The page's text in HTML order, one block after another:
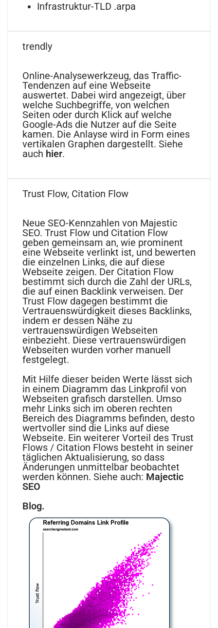
Infrastruktur-TLD .arpa
trendly
Online-Analysewerkzeug, das Traffic-
Tendenzen auf eine Webseite
auswertet. Dabei wird angezeigt, über
welche Suchbegriffe, von welchen
Seiten oder durch Klick auf welche
Google-Ads die Nutzer auf die Seite
kamen. Die Anlayse wird in Form eines
vertikalen Graphen dargestellt. Siehe
auch hier.
Trust Flow, Citation Flow
Neue SEO-Kennzahlen von Majestic
SEO. Trust Flow und Citation Flow
geben gemeinsam an, wie prominent
eine Webseite verlinkt ist, und bewerten
die einzelnen Links, die auf diese
Webseite zeigen. Der Citation Flow
bestimmt sich durch die Zahl der URLs,
die auf einen Backlink verweisen. Der
Trust Flow dagegen bestimmt die
Vertrauenswürdigkeit dieses Backlinks,
indem er dessen Nähe zu
vertrauenswürdigen Webseiten
einbezieht. Diese vertrauenswürdigen
Webseiten wurden vorher manuell
festgelegt.
Mit Hilfe dieser beiden Werte lässt sich
in einem Diagramm das Linkprofil von
Webseiten grafisch darstellen. Umso
mehr Links sich im oberen rechten
Bereich des Diagramms befinden, desto
wertvoller sind die Links auf diese
Webseite. Ein weiterer Vorteil des Trust
Flows / Citation Flows besteht in seiner
täglichen Aktualisierung, so dass
Änderungen unmittelbar beobachtet
werden können. Siehe auch: Majectic
SEO
Blog.